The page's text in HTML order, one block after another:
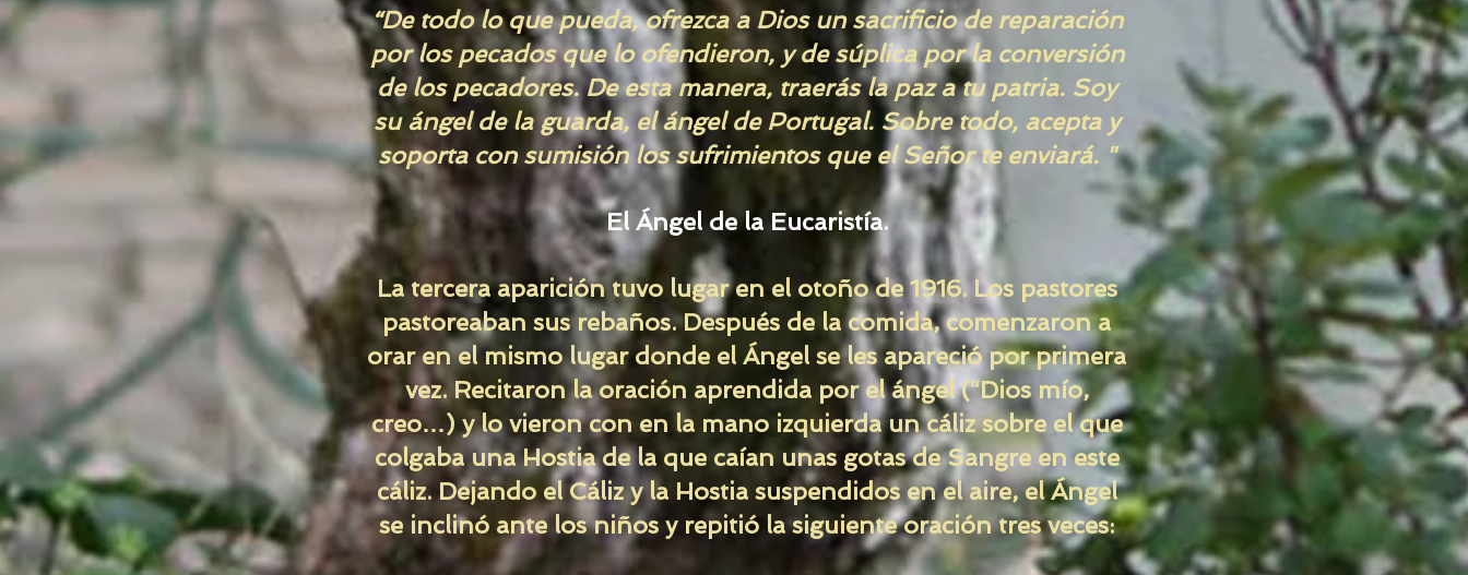
“De todo lo que pueda, ofrezca a Dios un sacrificio de reparación
por los pecados que lo ofendieron, y de súplica por la conversión
de los pecadores. De esta manera, traerás la paz a tu patria. Soy
su ángel de la guarda, el ángel de Portugal. Sobre todo, acepta y
soporta con sumisión los sufrimientos que el Señor te enviará. "
El Ángel de la Eucaristía.
La tercera aparición tuvo lugar en el otoño de 1916. Los pastores
pastoreaban sus rebaños. Después de la comida, comenzaron a
orar en el mismo lugar donde el Ángel se les apareció por primera
vez. Recitaron la oración aprendida por el ángel (“Dios mío,
creo…) y lo vieron con en la mano izquierda un cáliz sobre el que
colgaba una Hostia de la que caían unas gotas de Sangre en este
cáliz. Dejando el Cáliz y la Hostia suspendidos en el aire, el Ángel
se inclinó ante los niños y repitió la siguiente oración tres veces: